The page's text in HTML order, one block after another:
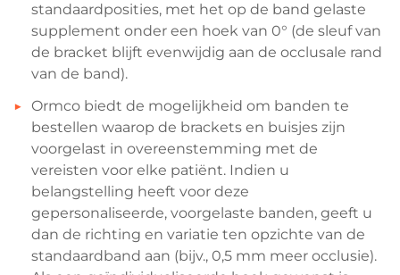
standaardposities, met het op de band gelaste
supplement onder een hoek van 0° (de sleuf van
de bracket blijft evenwijdig aan de occlusale rand
van de band).
Ormco biedt de mogelijkheid om banden te
bestellen waarop de brackets en buisjes zijn
voorgelast in overeenstemming met de
vereisten voor elke patiënt. Indien u
belangstelling heeft voor deze
gepersonaliseerde, voorgelaste banden, geeft u
dan de richting en variatie ten opzichte van de
standaardband aan (bijv., 0,5 mm meer occlusie).